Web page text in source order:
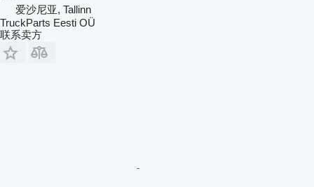
爱沙尼亚, Tallinn
TruckParts Eesti OÜ
联系卖方